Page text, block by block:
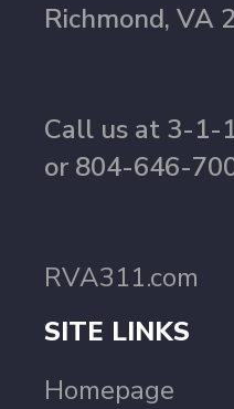
Richmond, VA
Call us at 3-1-
or 804-646-
RVA311.com
SITE LINKS
Homepage